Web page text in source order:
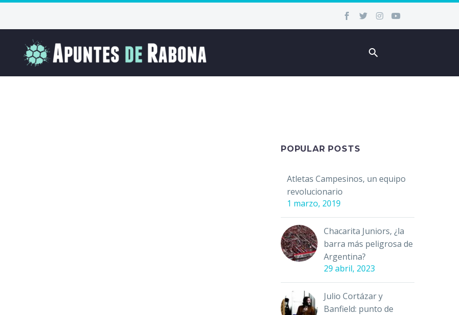
POPULAR POSTS
Atletas Campesinos, un equipo
revolucionario
1 marzo, 2019
Chacarita Juniors, ¿la
barra más peligrosa de
Argentina?
29 abril, 2023
Julio Cortázar y
Banfield: punto de